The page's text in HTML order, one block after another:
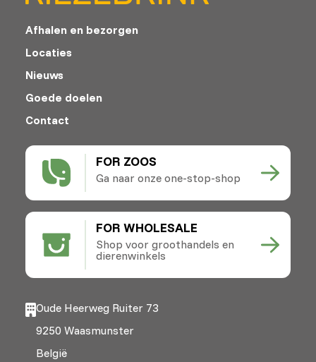
FOR ZOOS
Ga naar onze one-stop-shop
FOR WHOLESALE
Shop voor groothandels en
dierenwinkels
Afhalen en bezorgen
Locaties
Nieuws
Goede doelen
Contact
Oude Heerweg Ruiter 73
9250 Waasmunster
België